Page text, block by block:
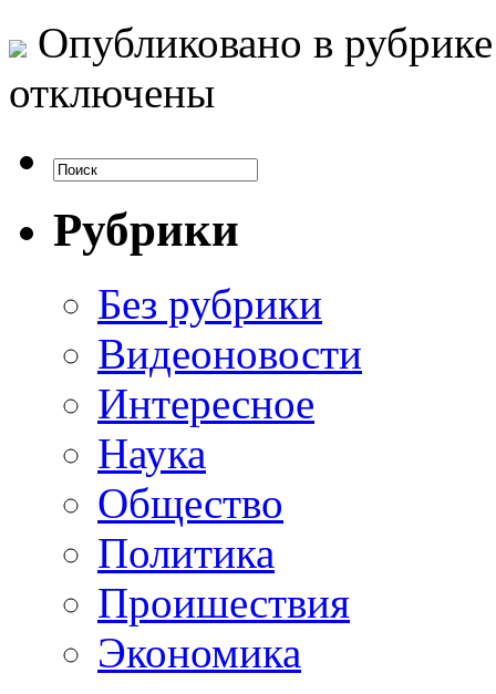
Опубликовано в
отключены
Рубрики
Без рубрики
Видеоновости
Интересное
Наука
Общество
Политика
Проишествия
Экономика